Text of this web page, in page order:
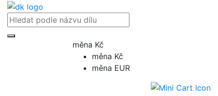
měna Kč
měna Kč
měna EUR